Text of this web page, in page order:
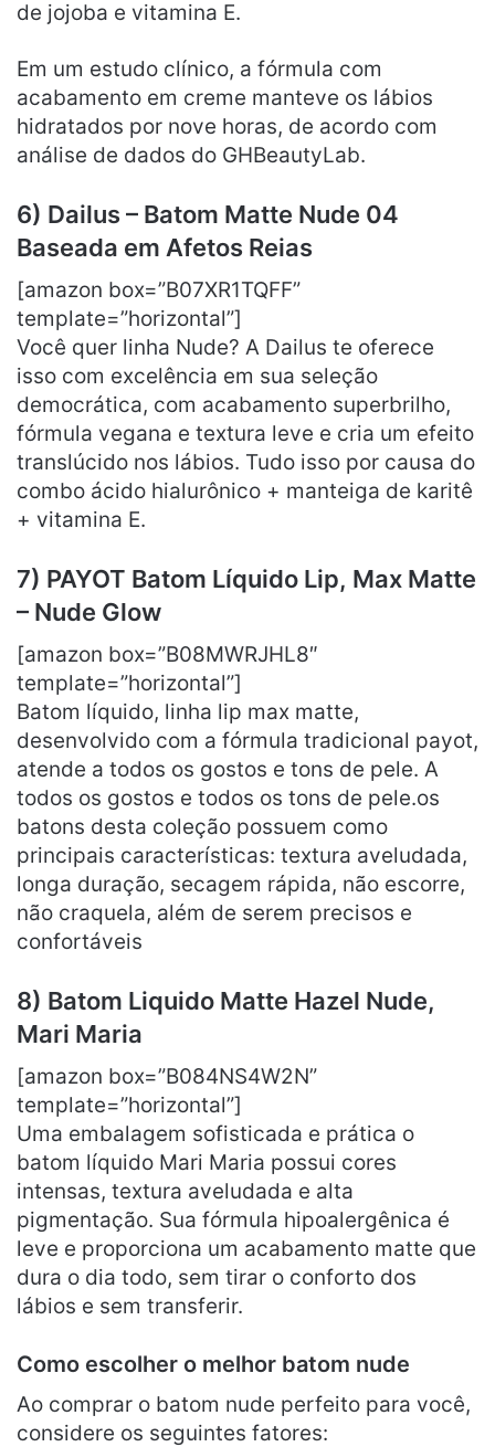
de jojoba e vitamina E.
Em um estudo clínico, a fórmula com
acabamento em creme manteve os lábios
hidratados por nove horas, de acordo com
análise de dados do GHBeautyLab.
6) Dailus – Batom Matte Nude 04
Baseada em Afetos Reias
[amazon box=”B07XR1TQFF”
template=”horizontal”]
Você quer linha Nude? A Dailus te oferece
isso com excelência em sua seleção
democrática, com acabamento superbrilho,
fórmula vegana e textura leve e cria um efeito
translúcido nos lábios. Tudo isso por causa do
combo ácido hialurônico + manteiga de karitê
+ vitamina E.
7) PAYOT Batom Líquido Lip, Max Matte
– Nude Glow
[amazon box=”B08MWRJHL8″
template=”horizontal”]
Batom líquido, linha lip max matte,
desenvolvido com a fórmula tradicional payot,
atende a todos os gostos e tons de pele. A
todos os gostos e todos os tons de pele.os
batons desta coleção possuem como
principais características: textura aveludada,
longa duração, secagem rápida, não escorre,
não craquela, além de serem precisos e
confortáveis
8) Batom Liquido Matte Hazel Nude,
Mari Maria
[amazon box=”B084NS4W2N”
template=”horizontal”]
Uma embalagem sofisticada e prática o
batom líquido Mari Maria possui cores
intensas, textura aveludada e alta
pigmentação. Sua fórmula hipoalergênica é
leve e proporciona um acabamento matte que
dura o dia todo, sem tirar o conforto dos
lábios e sem transferir.
Como escolher o melhor batom nude
Ao comprar o batom nude perfeito para você,
considere os seguintes fatores: